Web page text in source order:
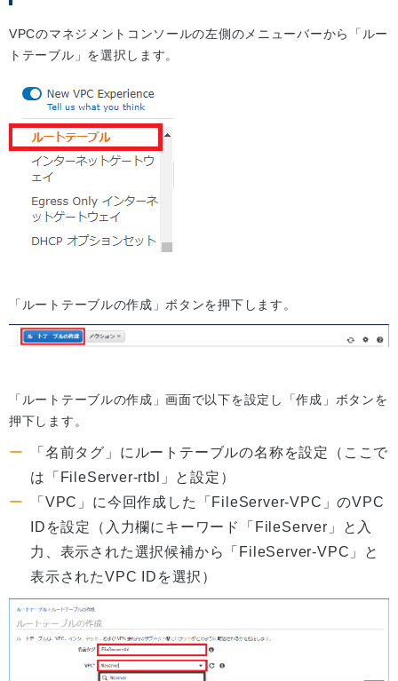
VPCのマネジメントコンソールの左側のメニューバーから「ルー
トテーブル」を選択します。
「ルートテーブルの作成」ボタンを押下します。
「ルートテーブルの作成」画面で以下を設定し「作成」ボタンを
押下します。
「名前タグ」にルートテーブルの名称を設定（ここで
は「FileServer-rtbl」と設定）
「VPC」に今回作成した「FileServer-VPC」のVPC
IDを設定（入力欄にキーワード「FileServer」と入
力、表示された選択候補から「FileServer-VPC」と
表示されたVPC IDを選択）